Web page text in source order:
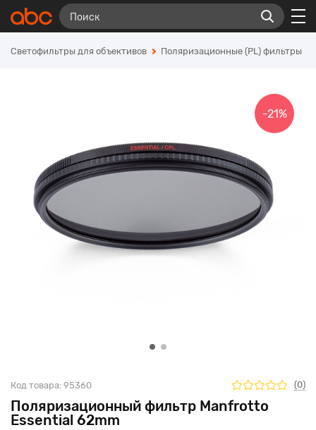
Светофильтры для объективов Поляризационные (PL) фильтры
Поляризационный фильтр Manfrotto
Essential 62mm
Код товара: 95360 (0)
-21%